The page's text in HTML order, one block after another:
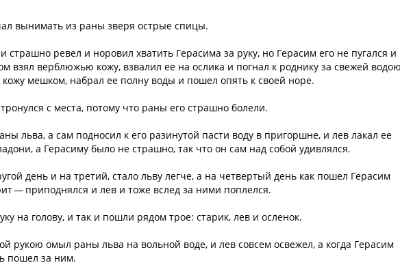
вынимать из раны зверя острые спицы.
страшно ревел и норовил хватить Герасима за руку, но Герасим его не пугался и
взял верблюжью кожу, взвалил ее на ослика и погнал к роднику за свежей
кожу мешком, набрал ее полну воды и пошел опять к своей норе.
с места, потому что раны его страшно болели.
льва, а сам подносил к его разинутой пасти воду в пригоршне, и лев лакал ее
а Герасиму было не страшно, так что он сам над собой удивлялся.
день и на третий, стало льву легче, а на четвертый день как пошел Герасим
— приподнялся и лев и тоже вслед за ними поплелся.
на голову, и так и пошли рядом трое: старик, лев и осленок.
рукою омыл раны льва на вольной воде, и лев совсем освежел, а когда Герасим
пошел за ним.